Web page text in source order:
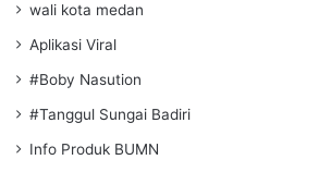
wali kota medan
Aplikasi Viral
#Boby Nasution
#Tanggul Sungai Badiri
Info Produk BUMN